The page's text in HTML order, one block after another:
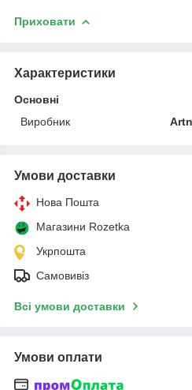
Приховати
Характеристики
Основні
Виробник
Умови доставки
Нова Пошта
Магазини Rozetka
Укрпошта
Самовивіз
Всі умови доставки
Умови оплати